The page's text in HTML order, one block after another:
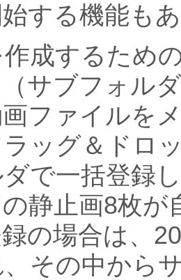
する機能も
成するため
サブフォル
ファイルを
ラッグ＆ドロ
で一括登録
静止画8枚が
の場合は、
その中から